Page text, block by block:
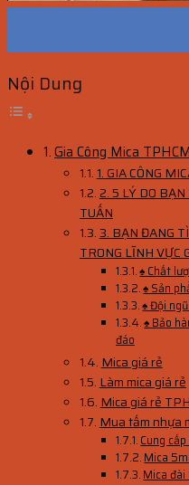
Nội Dung
Gia Công Mica
1. GIA CÔNG
2. 5 LÝ DO
TUẤN
3. BẠN ĐANG
TRONG LĨNH VỰC
♠ Chất
♠ Sản
♠ Đội
♠ Bảo
đáo
Mica giá rẻ
Làm mica giá rẻ
Mica giá rẻ
Mua tấm nhựa
Cung
Mica
Mica đài